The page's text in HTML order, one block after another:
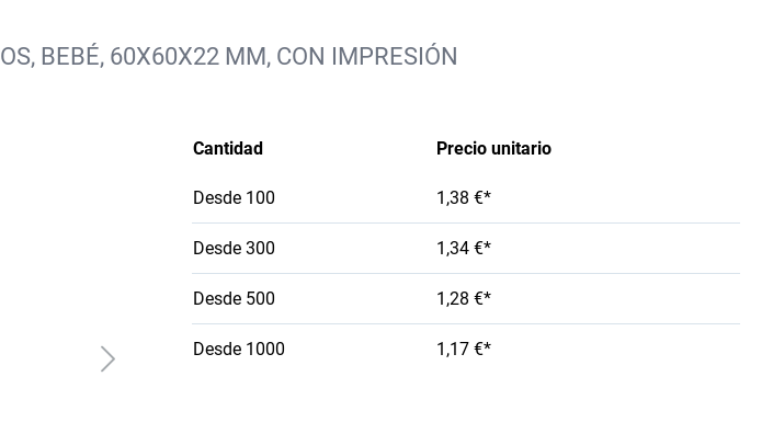
BEBÉ, 60X60X22 MM, CON IMPRESIÓN
Cantidad Precio unitario
Desde 100 1,38 €*
Desde 300 1,34 €*
Desde 500 1,28 €*
Desde 1000 1,17 €*